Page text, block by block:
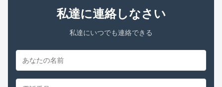
私達に連絡しなさい
私達にいつでも連絡できる